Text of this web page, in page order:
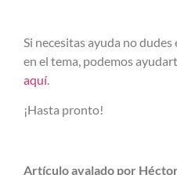
Si necesitas ayuda no
en el tema, podemos
aquí.
¡Hasta pronto!
Artículo avalado por